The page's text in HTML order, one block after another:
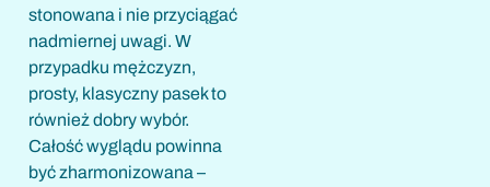
stonowana i nie przyciągać
nadmiernej uwagi. W
przypadku mężczyzn,
prosty, klasyczny pasek to
również dobry wybór.
Całość wyglądu powinna
być zharmonizowana –